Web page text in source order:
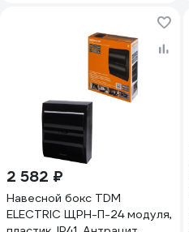
2 582 ₽
Навесной бокс TDM
ELECTRIC ЩРН-П-24 модуля,